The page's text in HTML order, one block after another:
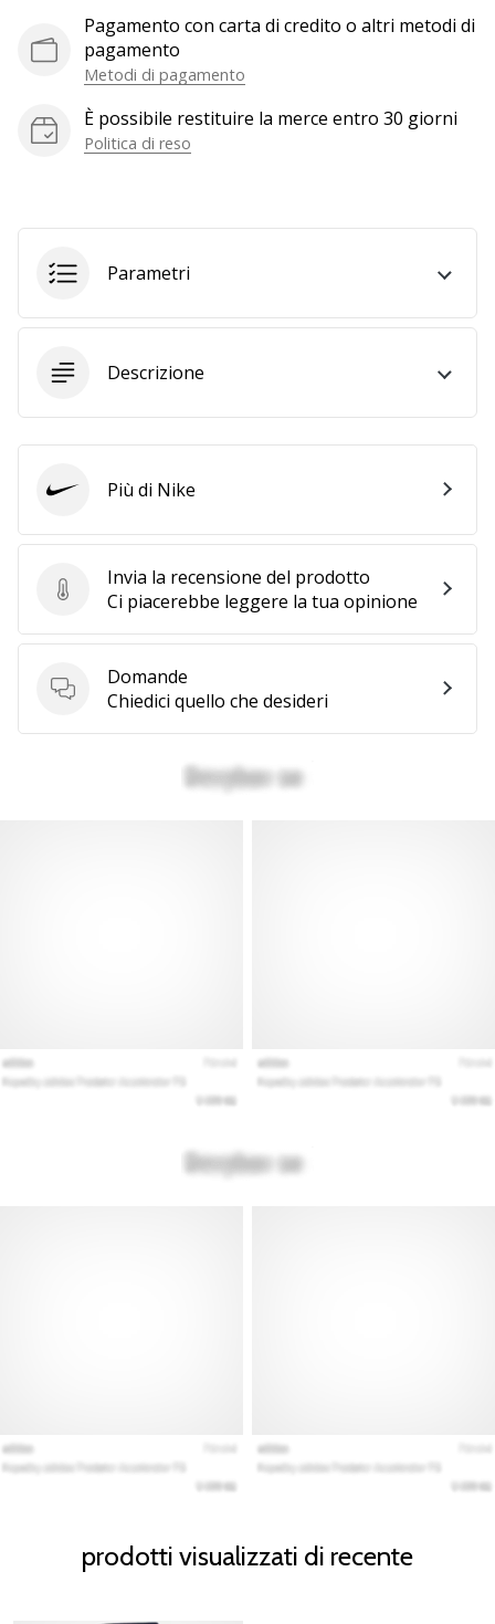
noi
come
Ambassador.
tutti gli
Pagamento con carta di credito o altri metodi di
pagamento
Metodi di pagamento
È possibile restituire la merce entro 30 giorni
Politica di reso
Parametri
Descrizione
Invia la recensione del prodotto
Invia la recensione del prodotto
Ci piacerebbe leggere la tua opinione
Domande
Domande
Chiedici quello che desideri
Nike Più di Nike
prodotti visualizzati di recente